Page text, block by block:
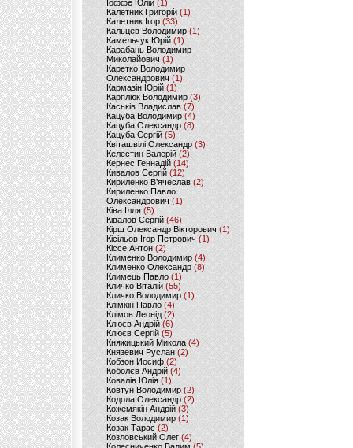
Іоффе Юлій (1)
Калетник Григорій(1)
Калетник Ігор (33)
Кальцев Володимир(1)
Камельчук Юрій (1)
Карабань Володимир
Миколайович (1)
Каретко Володимир
Олександрович (1)
Кармазін Юрій(1)
Карплюк Володимир(3)
Каськів Владислав (7)
Кацуба Володимир (4)
Кацуба Олександр (8)
Кацуба Сергій (5)
Квіташвілі Олександр(3)
Келестин Валерій(2)
Кернес Геннадій (14)
Кивалов Сергій (12)
Кириленко В’ячеслав (2)
Кириленко Павло
Олександрович (1)
Ківа Ілля (5)
Ківалов Сергій(46)
Кірш Олександр Вікторович (1)
Кісільов Ігор Петрович (1)
Кіссе Антон (2)
Клименко Володимир(4)
Клименко Олександр (8)
Климець Павло (1)
Кличко Віталій(55)
Кличко Володимир (1)
Клімкін Павло (4)
Клімов Леонід(2)
Клюєв Андрій(6)
Клюєв Сергій (5)
Княжицький Микола(4)
Князевич Руслан (2)
Кобзон Иосиф(2)
Коболєв Андрій (4)
Ковалів Юлія(1)
Ковтун Володимир (2)
Кодола Олександр (2)
Кожемякін Андрій (3)
Козак Володимир (1)
Козак Тарас (2)
Козловський Олег(4)